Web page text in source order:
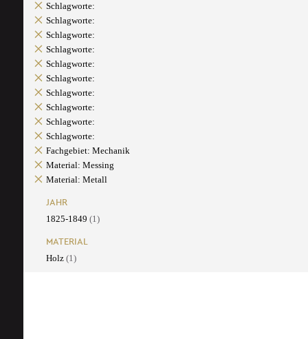
Schlagworte:
Schlagworte:
Schlagworte:
Schlagworte:
Schlagworte:
Schlagworte:
Schlagworte:
Schlagworte:
Schlagworte:
Schlagworte:
Fachgebiet: Mechanik
Material: Messing
Material: Metall
JAHR
1825-1849 (1)
MATERIAL
Holz (1)